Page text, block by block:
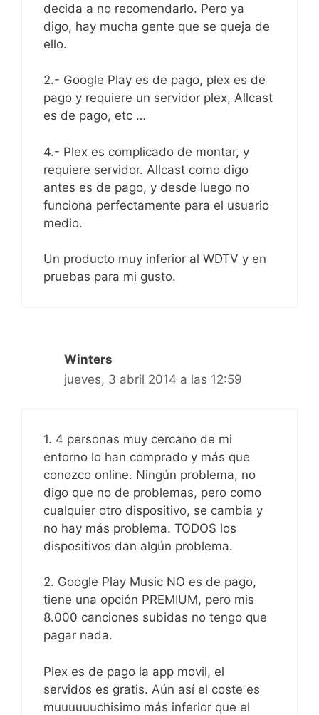
decida a no recomendarlo. Pero ya
digo, hay mucha gente que se queja de
ello.
2.- Google Play es de pago, plex es de
pago y requiere un servidor plex, Allcast
es de pago, etc …
4.- Plex es complicado de montar, y
requiere servidor. Allcast como digo
antes es de pago, y desde luego no
funciona perfectamente para el usuario
medio.
Un producto muy inferior al WDTV y en
pruebas para mi gusto.
Winters
jueves, 3 abril 2014 a las 12:59
1. 4 personas muy cercano de mi
entorno lo han comprado y más que
conozco online. Ningún problema, no
digo que no de problemas, pero como
cualquier otro dispositivo, se cambia y
no hay más problema. TODOS los
dispositivos dan algún problema.
2. Google Play Music NO es de pago,
tiene una opción PREMIUM, pero mis
8.000 canciones subidas no tengo que
pagar nada.
Plex es de pago la app movil, el
servidos es gratis. Aún así el coste es
muuuuuuchisimo más inferior que el